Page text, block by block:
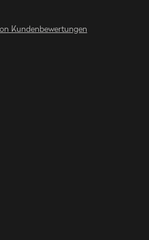
Kundenbewertungen